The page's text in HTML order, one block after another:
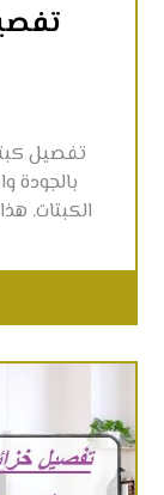
تفصيل
بالجودة
الكبتات.